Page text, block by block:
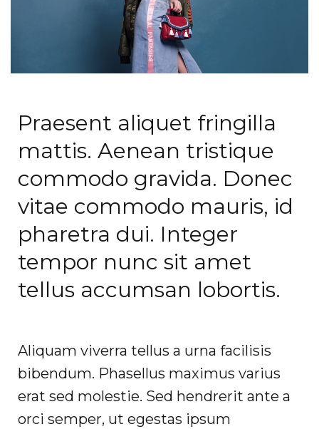
Praesent aliquet fringilla
mattis. Aenean tristique
commodo gravida. Donec
vitae commodo mauris, id
pharetra dui. Integer
tempor nunc sit amet
tellus accumsan lobortis.
Aliquam viverra tellus a urna facilisis
bibendum. Phasellus maximus varius
erat sed molestie. Sed hendrerit ante a
orci semper, ut egestas ipsum